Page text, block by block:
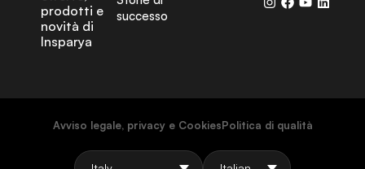
prodotti e
novità di
Insparya
successo
Avviso legale, privacy e CookiesPolitica di qualità